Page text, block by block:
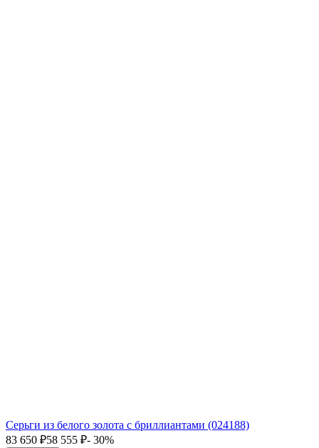
Серьги из белого золота с бриллиантами (024188)
83 650 ₽58 555 ₽- 30%